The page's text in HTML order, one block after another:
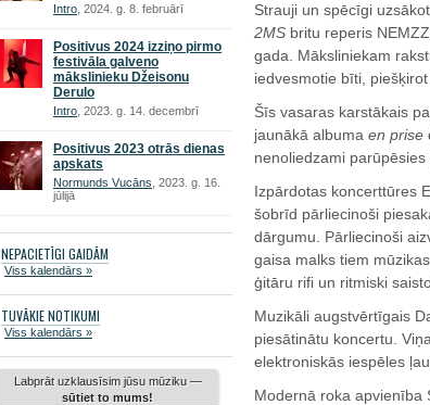
Intro , 2024. g. 8. februārī
Positivus 2024 izziņo pirmo
festivāla galveno
mākslinieku Džeisonu
Derulo
Intro , 2023. g. 14. decembrī
Positivus 2023 otrās dienas
apskats
Normunds Vucāns , 2023. g. 16.
jūlijā
NEPACIETĪGI GAIDĀM
Viss kalendārs »
TUVĀKIE NOTIKUMI
Viss kalendārs »
Labprāt uzklausīsim jūsu mūziku —
sūtiet to mums!
Strauji un spēcīgi
2MS britu reperis
gada. Māksliniekam
iedvesmotie bīti,
Šīs vasaras karstākais
jaunākā albuma en prise
nenoliedzami
Izpārdotas koncerttūres
šobrīd pārliecinoši
dārgumu. Pārliecinoši
gaisa malks tiem
ģitāru rifi un ritmiski
Muzikāli augstvērtīgais
piesātinātu koncertu.
elektroniskās iespēles
Modernā roka apvienība